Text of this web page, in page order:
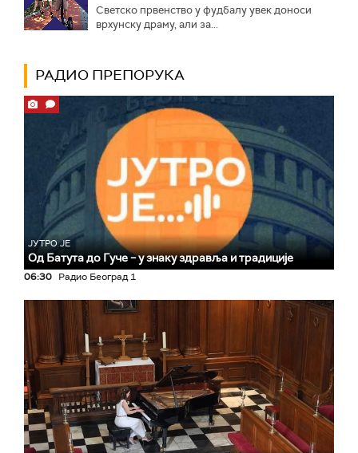
Светско првенство у фудбалу увек доноси
врхунску драму, али за...
РАДИО ПРЕПОРУКА
ЈУТРО ЈЕ
Од Батута до Гуче – у знаку здравља и традиције
06:30 Радио Београд 1